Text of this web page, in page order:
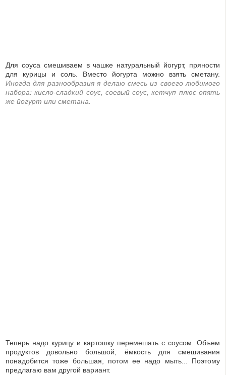
Для соуса смешиваем в чашке натуральный йогурт, пряности
для курицы и соль. Вместо йогурта можно взять сметану.
Иногда для разнообразия я делаю смесь из своего любимого
набора: кисло-сладкий соус, соевый соус, кетчуп плюс опять
же йогурт или сметана.
Теперь надо курицу и картошку перемешать с соусом. Объем
продуктов довольно большой, ёмкость для смешивания
понадобится тоже большая, потом ее надо мыть... Поэтому
предлагаю вам другой вариант.